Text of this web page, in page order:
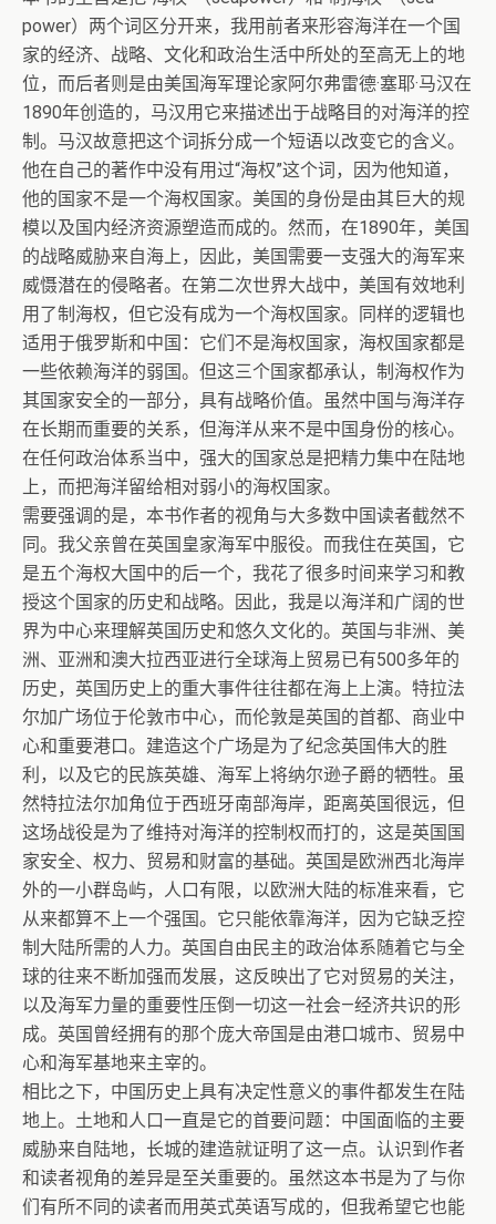
power）两个词区分开来，我用前者来形容海洋在一个国
家的经济、战略、文化和政治生活中所处的至高无上的地
位，而后者则是由美国海军理论家阿尔弗雷德·塞耶·马汉在
1890年创造的，马汉用它来描述出于战略目的对海洋的控
制。马汉故意把这个词拆分成一个短语以改变它的含义。
他在自己的著作中没有用过“海权”这个词，因为他知道，
他的国家不是一个海权国家。美国的身份是由其巨大的规
模以及国内经济资源塑造而成的。然而，在1890年，美国
的战略威胁来自海上，因此，美国需要一支强大的海军来
威慑潜在的侵略者。在第二次世界大战中，美国有效地利
用了制海权，但它没有成为一个海权国家。同样的逻辑也
适用于俄罗斯和中国：它们不是海权国家，海权国家都是
一些依赖海洋的弱国。但这三个国家都承认，制海权作为
其国家安全的一部分，具有战略价值。虽然中国与海洋存
在长期而重要的关系，但海洋从来不是中国身份的核心。
在任何政治体系当中，强大的国家总是把精力集中在陆地
上，而把海洋留给相对弱小的海权国家。
需要强调的是，本书作者的视角与大多数中国读者截然不
同。我父亲曾在英国皇家海军中服役。而我住在英国，它
是五个海权大国中的后一个，我花了很多时间来学习和教
授这个国家的历史和战略。因此，我是以海洋和广阔的世
界为中心来理解英国历史和悠久文化的。英国与非洲、美
洲、亚洲和澳大拉西亚进行全球海上贸易已有500多年的
历史，英国历史上的重大事件往往都在海上上演。特拉法
尔加广场位于伦敦市中心，而伦敦是英国的首都、商业中
心和重要港口。建造这个广场是为了纪念英国伟大的胜
利，以及它的民族英雄、海军上将纳尔逊子爵的牺牲。虽
然特拉法尔加角位于西班牙南部海岸，距离英国很远，但
这场战役是为了维持对海洋的控制权而打的，这是英国国
家安全、权力、贸易和财富的基础。英国是欧洲西北海岸
外的一小群岛屿，人口有限，以欧洲大陆的标准来看，它
从来都算不上一个强国。它只能依靠海洋，因为它缺乏控
制大陆所需的人力。英国自由民主的政治体系随着它与全
球的往来不断加强而发展，这反映出了它对贸易的关注，
以及海军力量的重要性压倒一切这一社会—经济共识的形
成。英国曾经拥有的那个庞大帝国是由港口城市、贸易中
心和海军基地来主宰的。
相比之下，中国历史上具有决定性意义的事件都发生在陆
地上。土地和人口一直是它的首要问题：中国面临的主要
威胁来自陆地，长城的建造就证明了这一点。认识到作者
和读者视角的差异是至关重要的。虽然这本书是为了与你
们有所不同的读者而用英式英语写成的，但我希望它也能